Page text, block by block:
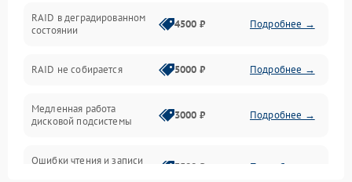
Контроллеры и интерфейсы
Виртуализация и сервисы
RAID в деградированном
состоянии
4500 ₽ Подробнее →
RAID не собирается 5000 ₽ Подробнее →
Медленная работа
дисковой подсистемы
3000 ₽ Подробнее →
Ошибки чтения и записи
3500 ₽ Подробнее →